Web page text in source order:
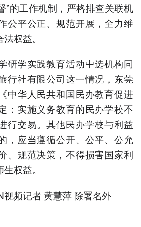
”的工作机制，严格排查关联机
公平公正、规范开展，全力维
权益。
研学实践教育活动中选机构同
行社有限公司这一情况，东莞
中华人民共和国民办教育促进
：实施义务教育的民办学校不
行交易。其他民办学校与利益
，应当遵循公开、公平、公允
、规范决策，不得损害国家利
权益。
视频记者 黄慧萍 除署名外